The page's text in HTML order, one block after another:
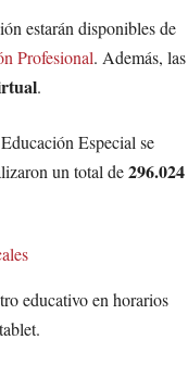
estarán disponibles de
Profesional. Además, las
.
Especial se
un total de296.024
educativo en horarios